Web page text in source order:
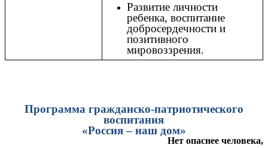
Развитие личности
ребенка, воспитание
добросердечности и
позитивного
мировоззрения.
Программа гражданско-патриотического
воспитания
«Россия – наш дом»
Нет опаснее человека,